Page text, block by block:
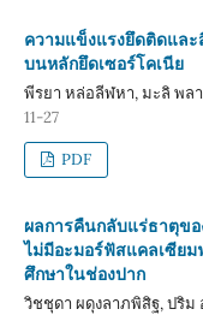
ความแข็งแรงยึดติดแล
บนหลักยึดเซอร์โคเนีย
พีรยา หล่อลีฬหา, มะลิ พล
11-27
PDF
ผลการคืนกลับแร่ธาตุข
ไม่มีอะมอร์ฟัสแคลเซียม
ศึกษาในช่องปาก
วิชชุดา ผดุงลาภพิสิฐ, ปริม